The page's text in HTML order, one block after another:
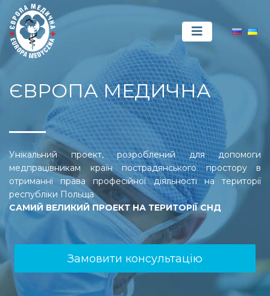
ЄВРОПА МЕДИЧНА
Унікальний проект, розроблений для допомоги
медпрацівникам країн пострадянського простору в
отриманні права професійної діяльності на території
республіки Польща
САМИЙ ВЕЛИКИЙ ПРОЕКТ НА ТЕРИТОРІЇ СНД
Замовити консультацію